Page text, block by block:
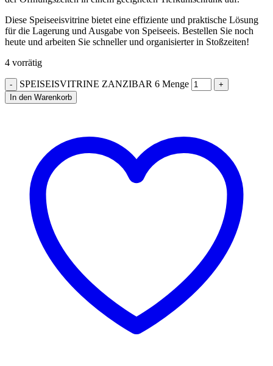
Diese Speiseeisvitrine bietet eine effiziente und praktische Lösung
für die Lagerung und Ausgabe von Speiseeis. Bestellen Sie noch
heute und arbeiten Sie schneller und organisierter in Stoßzeiten!
4 vorrätig
SPEISEISVITRINE ZANZIBAR 6 Menge
In den Warenkorb